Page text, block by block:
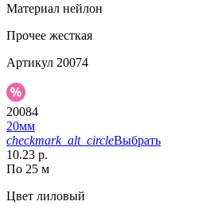
Материал нейлон
Прочее жесткая
Артикул 20074
20084
20мм
checkmark_alt_circleВыбрать
10.23 р.
По 25 м
Цвет лиловый